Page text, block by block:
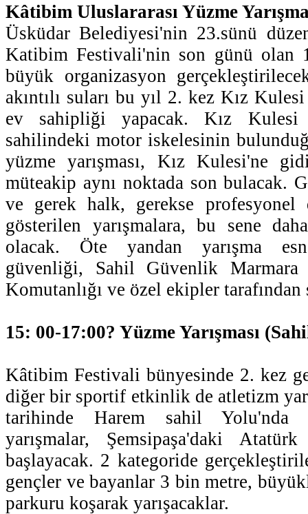
Kâtibim Uluslararası Yüzme
Üsküdar Belediyesi'nin 23.sünü
Katibim Festivali'nin son günü olan
büyük organizasyon
akıntılı suları bu yıl 2. kez Kız Kulesi
ev sahipliği yapacak. Kız Kulesi
sahilindeki motor iskelesinin
yüzme yarışması, Kız Kulesi'ne
müteakip aynı noktada son bulacak.
ve gerek halk, gerekse
gösterilen yarışmalara, bu sene
olacak. Öte yandan yarışma
güvenliği, Sahil Güvenlik
Komutanlığı ve özel ekipler tarafından
15: 00-17:00? Yüzme Yarışması
Kâtibim Festivali bünyesinde 2. kez
diğer bir sportif etkinlik de atletizm
tarihinde Harem sahil Yolu'nda
yarışmalar, Şemsipaşa'daki
başlayacak. 2 kategoride
gençler ve bayanlar 3 bin metre,
parkuru koşarak yarışacaklar.